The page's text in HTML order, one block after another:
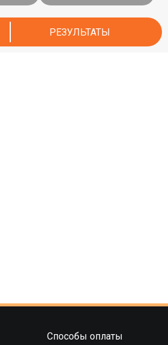
РЕЗУЛЬТАТЫ
Способы оплаты